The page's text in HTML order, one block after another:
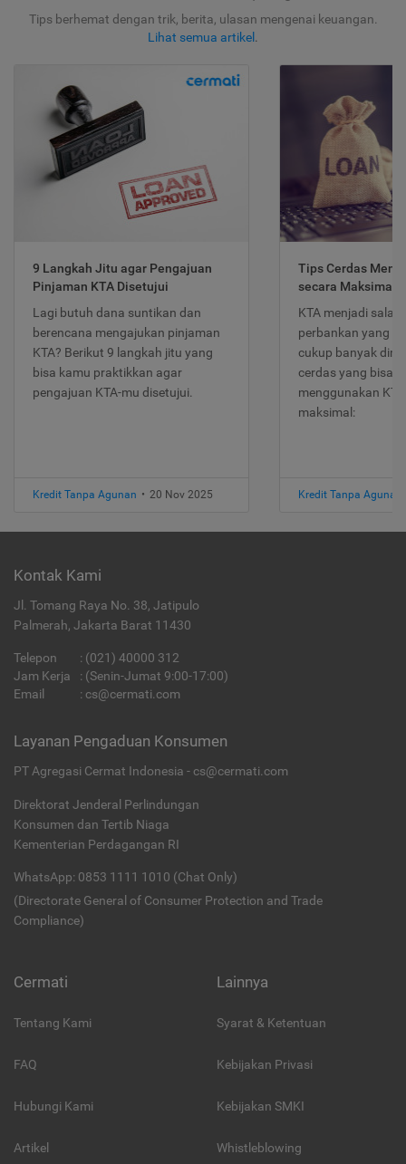
Tips berhemat dengan trik, berita, ulasan mengenai keuangan.
Lihat semua artikel .
9 Langkah Jitu agar Pengajuan
Pinjaman KTA Disetujui
Lagi butuh dana suntikan dan
berencana mengajukan pinjaman
KTA? Berikut 9 langkah jitu yang
bisa kamu praktikkan agar
pengajuan KTA-mu disetujui.
Kredit Tanpa Agunan • 20 Nov 2025
Tips Cerdas
secara Maksimal
KTA menjadi
perbankan yang
cukup banyak
cerdas yang bisa
menggunakan
maksimal:
Kredit Tanpa Agunan
Kontak Kami
Jl. Tomang Raya No. 38, Jatipulo
Palmerah, Jakarta Barat 11430
Telepon : (021) 40000 312
Jam Kerja
: (Senin-Jumat 9:00-17:00)
Email
: cs@cermati.com
Layanan Pengaduan Konsumen
PT Agregasi Cermat Indonesia - cs@cermati.com
Direktorat Jenderal Perlindungan
Konsumen dan Tertib Niaga
Kementerian Perdagangan RI
WhatsApp: 0853 1111 1010 (Chat Only)
(Directorate General of Consumer Protection and Trade
Compliance)
Cermati
Tentang Kami
FAQ
Hubungi Kami
Artikel
Lainnya
Syarat & Ketentuan
Kebijakan Privasi
Kebijakan SMKI
Whistleblowing